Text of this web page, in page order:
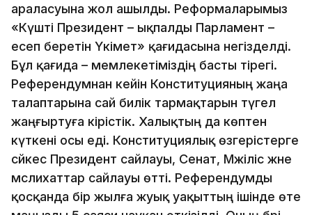
араласуына жол ашылды. Реформаларымыз
«Күшті Президент – ықпалды Парламент –
есеп беретін Үкімет» қағидасына негізделді.
Бұл қағида – мемлекетіміздің басты тірегі.
Референдумнан кейін Конституцияның жаңа
талаптарына сай билік тармақтарын түгел
жаңғыртуға кірістік. Халықтың да көптен
күткені осы еді. Конституциялық өзгерістерге
сәйкес Президент сайлауы, Сенат, Мәжіліс және
мәслихаттар сайлауы өтті. Референдумды
қосқанда бір жылға жуық уақыттың ішінде өте